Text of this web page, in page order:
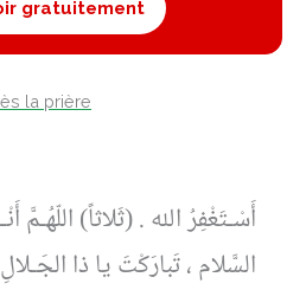
gratuitement
la prière
أَسْـتَغْفِرُ الله . (ثَلاثاً) اللّهُـمَّ
السَّلام ، تَبارَكْتَ يا ذا